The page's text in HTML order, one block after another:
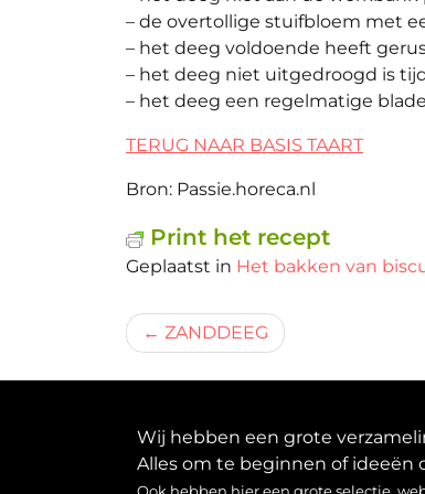
– de overtollige stuifbloem met
– het deeg voldoende heeft
– het deeg niet uitgedroogd is
– het deeg een regelmatige
TERUG NAAR BASIS TAART
Bron: Passie.horeca.nl
Print het recept
Geplaatst in Het bakken van
Bericht
navigatie
ZANDDEEG
Wij hebben een grote
Alles om te beginnen of ideeën